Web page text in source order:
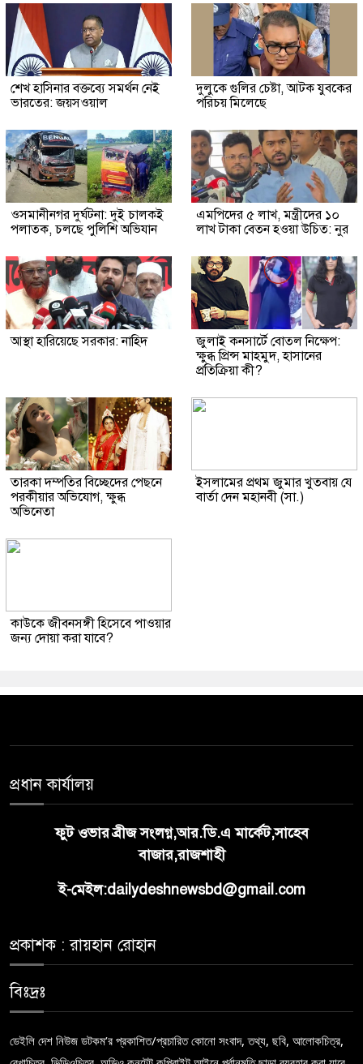
শেখ হাসিনার বক্তব্যে সমর্থন নেই
ভারতের: জয়সওয়াল
দুলুকে গুলির চেষ্টা, আটক যুবকের
পরিচয় মিলেছে
ওসমানীনগর দুর্ঘটনা: দুই চালকই
পলাতক, চলছে পুলিশি অভিযান
এমপিদের ৫ লাখ, মন্ত্রীদের ১০
লাখ টাকা বেতন হওয়া উচিত: নুর
আস্থা হারিয়েছে সরকার: নাহিদ
জুলাই কনসার্টে বোতল নিক্ষেপ:
ক্ষুব্ধ প্রিন্স মাহমুদ, হাসানের
প্রতিক্রিয়া কী?
তারকা দম্পতির বিচ্ছেদের পেছনে
পরকীয়ার অভিযোগ, ক্ষুব্ধ
অভিনেতা
ইসলামের প্রথম জুমার খুতবায় যে
বার্তা দেন মহানবী (সা.)
কাউকে জীবনসঙ্গী হিসেবে পাওয়ার
জন্য দোয়া করা যাবে?
প্রধান কার্যালয়
ফুট ওভার ব্রীজ সংলগ্ন,আর.ডি.এ মার্কেট,সাহেব
বাজার,রাজশাহী
ই-মেইল:dailydeshnewsbd@gmail.com
প্রকাশক : রায়হান রোহান
বিঃদ্রঃ
ডেইলি দেশ নিউজ ডটকম’র প্রকাশিত/প্রচারিত কোনো সংবাদ, তথ্য, ছবি, আলোকচিত্র,